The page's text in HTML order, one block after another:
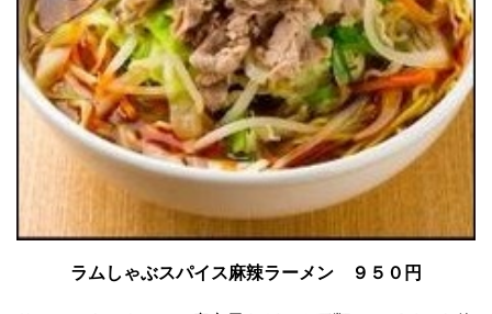
ラムしゃぶスパイス麻辣ラーメン ９５０円